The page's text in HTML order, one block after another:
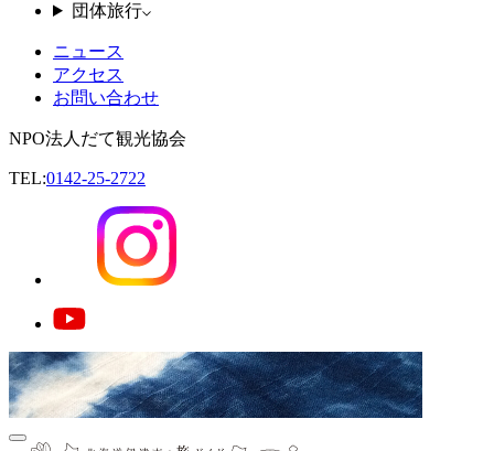
団体旅行
ニュース
アクセス
お問い合わせ
NPO法人だて観光協会
TEL:0142-25-2722